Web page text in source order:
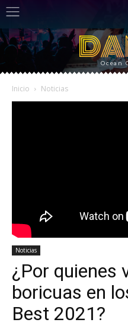
Ocean
Inicio Noticias
Noticias
¿Por quienes
boricuas en
Best 2021?